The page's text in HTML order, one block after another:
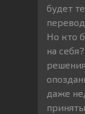
будет
Но кто
на
даже